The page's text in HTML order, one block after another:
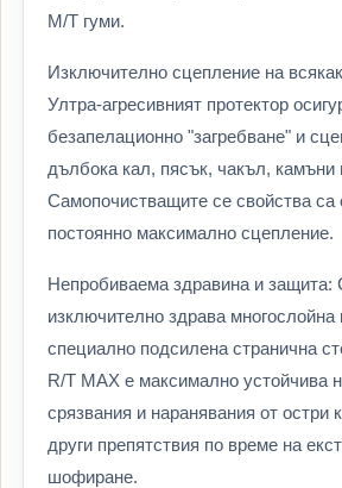
M/T гуми.
Изключително сцепление на
Ултра-агресивният протектор
безапелационно "загребване" и
дълбока кал, пясък, чакъл, камъни
Самопочистващите се свойства са
постоянно максимално сцепление.
Непробиваема здравина и защита:
изключително здрава многослойна
специално подсилена странична
R/T MAX е максимално устойчива
срязвания и наранявания от остри
други препятствия по време на
шофиране.